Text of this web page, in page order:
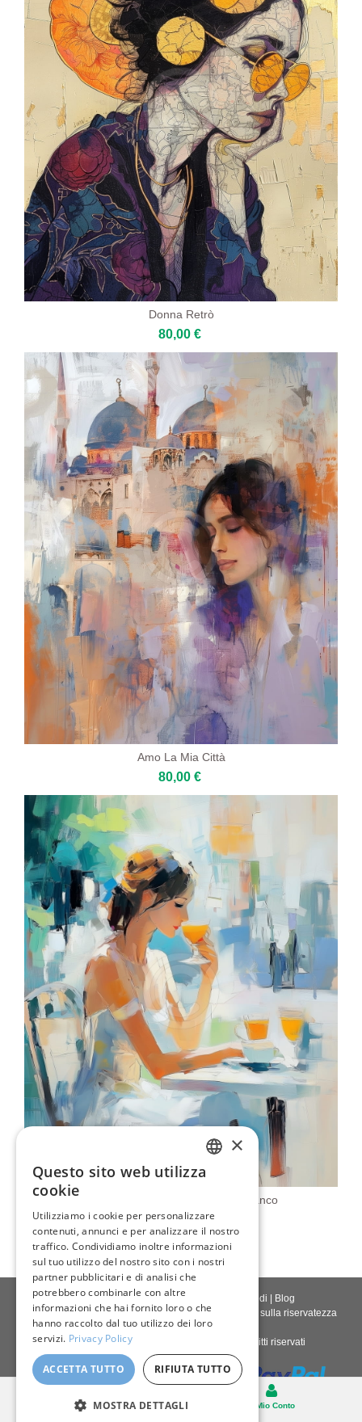
Donna Retrò
80,00 €
Amo La Mia Città
80,00 €
Ritratto Impressionista In Abito Bianco
80,00 €
Contattaci| Chi siamo|Qualità giclée Accedi | Blog
Politica di consegna |Politica di restituzione Politica sulla riservatezza
Diritto d'autore © 2026 - Tutti i diritti riservati
Desktop
Carello Il Mio Conto
GERMAN
FRENCH
×
Questo sito web utilizza
cookie
Utilizziamo i cookie per personalizzare
contenuti, annunci e per analizzare il nostro
traffico. Condividiamo inoltre informazioni
sul tuo utilizzo del nostro sito con i nostri
partner pubblicitari e di analisi che
potrebbero combinarle con altre
informazioni che hai fornito loro o che
hanno raccolto dal tuo utilizzo dei loro
servizi. Privacy Policy
ACCETTA TUTTO RIFIUTA TUTTO
MOSTRA DETTAGLI